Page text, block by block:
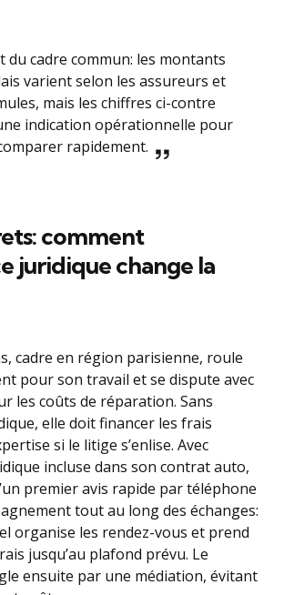
du cadre commun: les montants
varient selon les assureurs et
mais les chiffres ci-contre
indication opérationnelle pour
rapidement.
comment
juridique change la
cadre en région parisienne, roule
pour son travail et se dispute avec
les coûts de réparation. Sans
elle doit financer les frais
si le litige s’enlise. Avec
incluse dans son contrat auto,
premier avis rapide par téléphone
tout au long des échanges:
organise les rendez-vous et prend
jusqu’au plafond prévu. Le
ensuite par une médiation, évitant